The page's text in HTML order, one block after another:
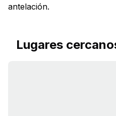
antelación.
Lugares